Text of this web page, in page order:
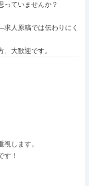
っていませんか？
人原稿では伝わりにく
、大歓迎です。
します。
す！